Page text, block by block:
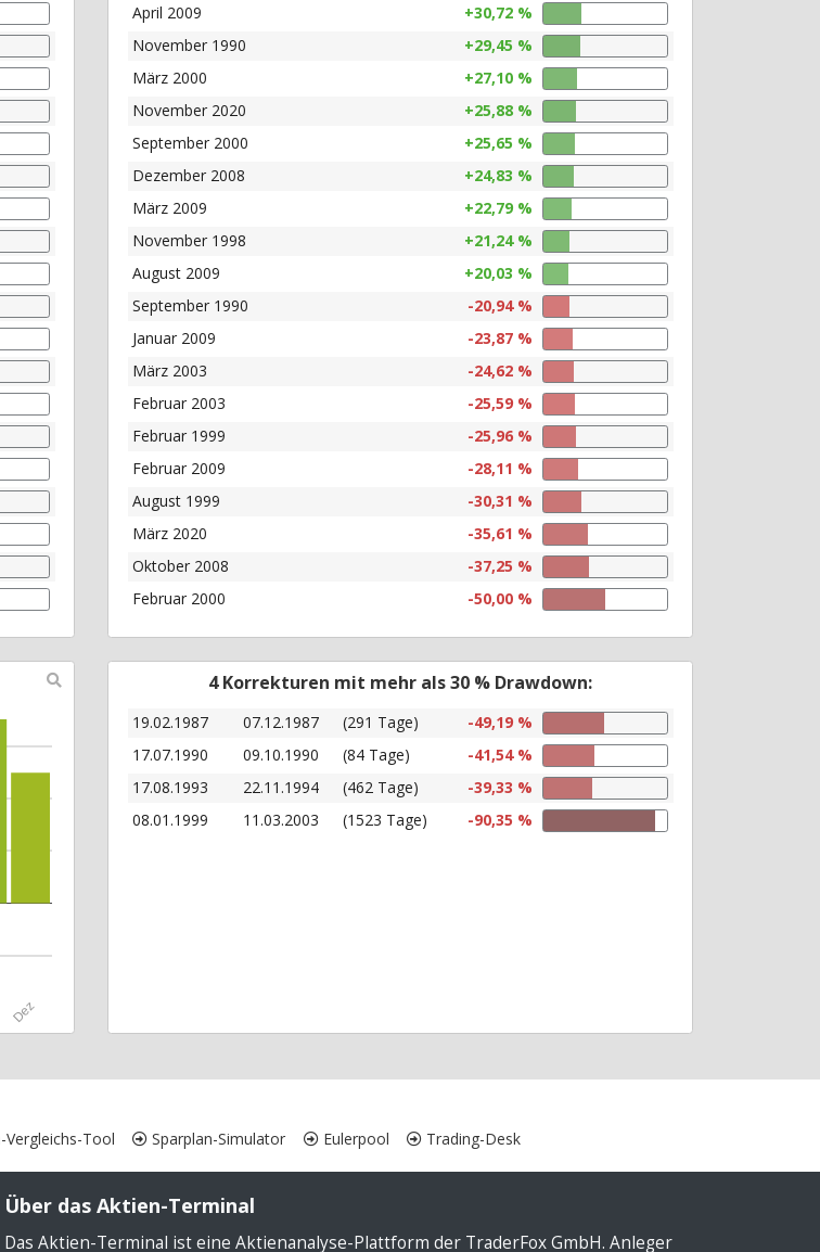
April 2009
+30,72 %
November 1990
+29,45 %
März 2000
+27,10 %
November 2020
+25,88 %
September 2000
+25,65 %
Dezember 2008
+24,83 %
März 2009
+22,79 %
November 1998
+21,24 %
August 2009
+20,03 %
September 1990
-20,94 %
Januar 2009
-23,87 %
März 2003
-24,62 %
Februar 2003
-25,59 %
Februar 1999
-25,96 %
Februar 2009
-28,11 %
August 1999
-30,31 %
März 2020
-35,61 %
Oktober 2008
-37,25 %
Februar 2000
-50,00 %
Dez
4 Korrekturen mit mehr als 30 % Drawdown:
19.02.1987 07.12.1987 (291 Tage)
-49,19 %
17.07.1990
09.10.1990 (84 Tage)
-41,54 %
17.08.1993
22.11.1994 (462 Tage)
-39,33 %
08.01.1999
11.03.2003 (1523 Tage) -90,35 %
Tool Sparplan-Simulator Eulerpool Trading-Desk
Über das Aktien-Terminal
Das Aktien-Terminal ist eine Aktienanalyse-Plattform der TraderFox GmbH. Anleger